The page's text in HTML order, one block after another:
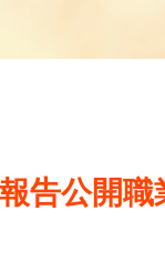
告公開職